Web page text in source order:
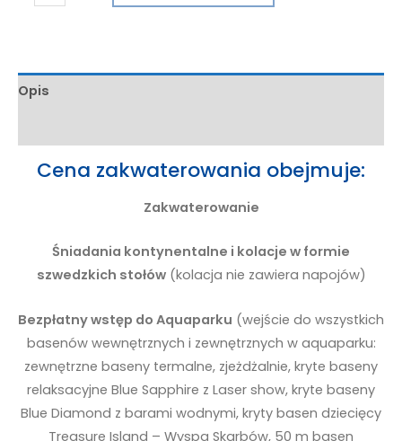
Opis
Cena zakwaterowania obejmuje:
Zakwaterowanie
Śniadania kontynentalne i kolacje w formie
szwedzkich stołów(kolacja nie zawiera napojów)
Bezpłatny wstęp do Aquaparku (wejście do wszystkich
basenów wewnętrznych i zewnętrznych w aquaparku:
zewnętrzne baseny termalne, zjeżdżalnie, kryte baseny
relaksacyjne Blue Sapphire z Laser show, kryte baseny
Blue Diamond z barami wodnymi, kryty basen dziecięcy
Treasure Island – Wyspa Skarbów, 50 m basen